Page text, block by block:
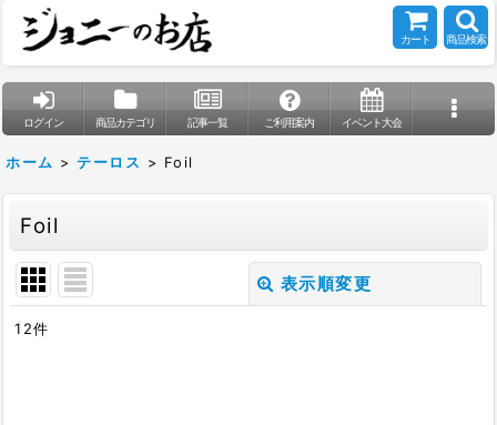
カート 商品検索
ログイン 商品カテゴリ 記事一覧 ご利用案内 イベント大会
ホーム > テーロス > Foil
Foil
表示順変更
12件